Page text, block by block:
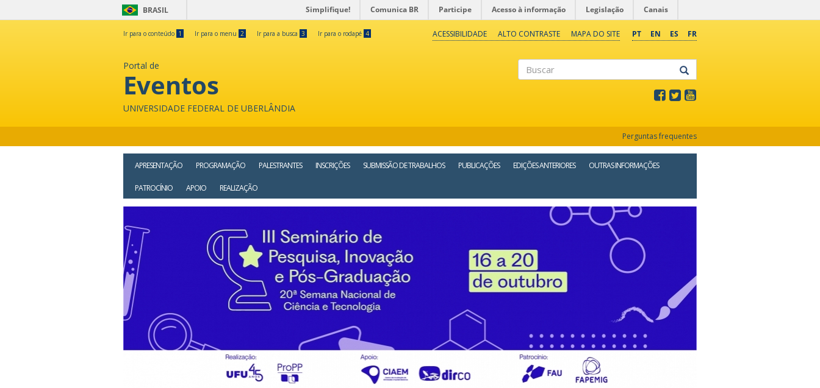
BRASIL Simplifique! Comunica BR Participe Acesso à informação Legislação Canais
Ir para o conteúdo 1 Ir para o menu 2 Ir para a busca 3 Ir para o rodapé 4 PT EN ES FR
ACESSIBILIDADE ALTO CONTRASTE MAPA DO SITE
Portal de
Eventos
UNIVERSIDADE FEDERAL DE UBERLÂNDIA
Perguntas frequentes
APRESENTAÇÃO PROGRAMAÇÃO PALESTRANTES INSCRIÇÕES SUBMISSÃO DE TRABALHOS PUBLICAÇÕES EDIÇÕES ANTERIORES OUTRAS INFORMAÇÕES
PATROCÍNIO APOIO REALIZAÇÃO